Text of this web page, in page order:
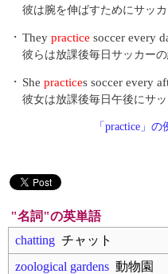
彼は腕を伸ばすためにサッ
・ They practice soccer every
彼らは放課後毎日サッカーの
・ She practices soccer every
彼女は放課後毎日午後にサッ
「practice」
"名詞"の英単語
chatting チャット
zoological gardens 動物園